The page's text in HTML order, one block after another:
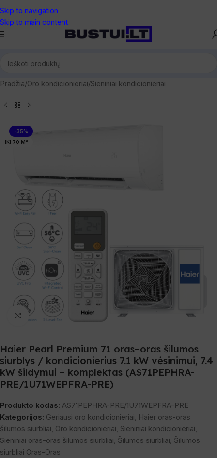
Skip to navigation
Skip to main content
Pradžia/Oro kondicionieriai/Sieniniai kondicionieriai
-35%
IKI 70 M²
Spustelėkite, norėdami padidinti
Haier Pearl Premium 71 oras–oras šilumos
siurblys / kondicionierius 7.1 kW vėsinimui, 7.4
kW šildymui – komplektas (AS71PEPHRA-
PRE/1U71WEPFRA-PRE)
Produkto kodas: AS71PEPHRA-PRE/1U71WEPFRA-PRE
Kategorijos: Geriausi oro kondicionieriai, Haier oras-oras
šilumos siurbliai, Oro kondicionieriai, Sieniniai kondicionieriai,
Sieniniai oras-oras šilumos siurbliai, Šilumos siurbliai, Šilumos
siurbliai Oras-Oras